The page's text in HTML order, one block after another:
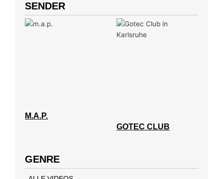
SENDER
M.A.P.
GOTEC CLUB
GENRE